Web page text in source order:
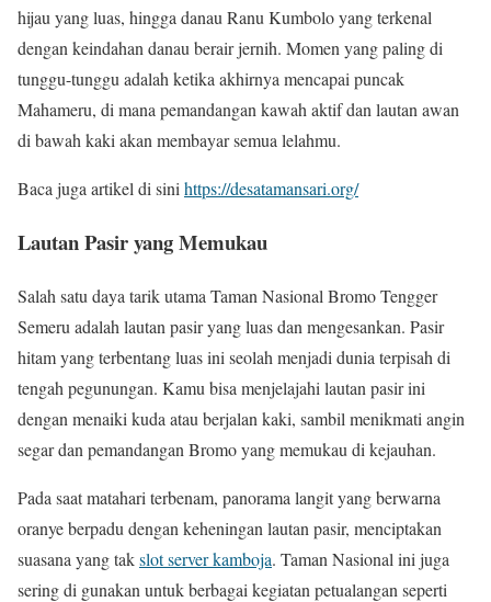
hijau yang luas, hingga danau Ranu Kumbolo yang terkenal
dengan keindahan danau berair jernih. Momen yang paling di
tunggu-tunggu adalah ketika akhirnya mencapai puncak
Mahameru, di mana pemandangan kawah aktif dan lautan awan
di bawah kaki akan membayar semua lelahmu.
Baca juga artikel di sinihttps://desatamansari.org/
Lautan Pasir yang Memukau
Salah satu daya tarik utama Taman Nasional Bromo Tengger
Semeru adalah lautan pasir yang luas dan mengesankan. Pasir
hitam yang terbentang luas ini seolah menjadi dunia terpisah di
tengah pegunungan. Kamu bisa menjelajahi lautan pasir ini
dengan menaiki kuda atau berjalan kaki, sambil menikmati angin
segar dan pemandangan Bromo yang memukau di kejauhan.
Pada saat matahari terbenam, panorama langit yang berwarna
oranye berpadu dengan keheningan lautan pasir, menciptakan
suasana yang takslot server kamboja. Taman Nasional ini juga
sering di gunakan untuk berbagai kegiatan petualangan seperti